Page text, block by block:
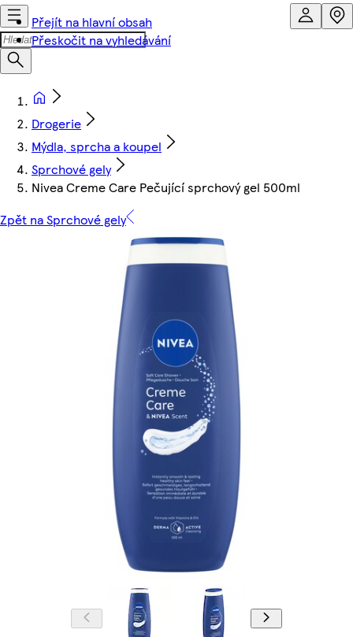
Přejít na hlavní obsah
Přeskočit na vyhledávání
Drogerie
Mýdla, sprcha a koupel
Sprchové gely
Nivea Creme Care Pečující sprchový gel 500ml
Zpět na Sprchové gely